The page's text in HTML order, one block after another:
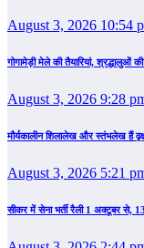
August 3, 2026 10:54
गोगामेड़ी मेले की तैयारियां, श्रद्धालुओं की
August 3, 2026 9:28
मौर्यकालीन शिलालेख और स्तंभलेख हैं
August 3, 2026 5:21
सीकर में सेना भर्ती रैली 1 अक्टूबर से, 13